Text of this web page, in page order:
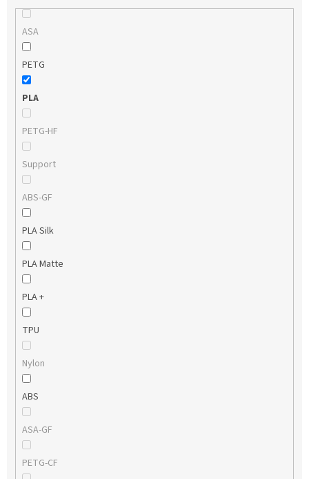
ASA
PETG
PLA
PETG-HF
Support
ABS-GF
PLA Silk
PLA Matte
PLA +
TPU
Nylon
ABS
ASA-GF
PETG-CF